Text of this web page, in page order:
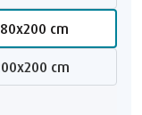
180x200 cm
200x200 cm